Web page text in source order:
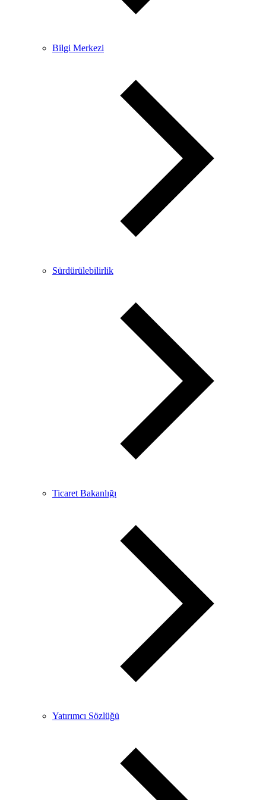
Bilgi Merkezi
Sürdürülebilirlik
Ticaret Bakanlığı
Yatırımcı Sözlüğü